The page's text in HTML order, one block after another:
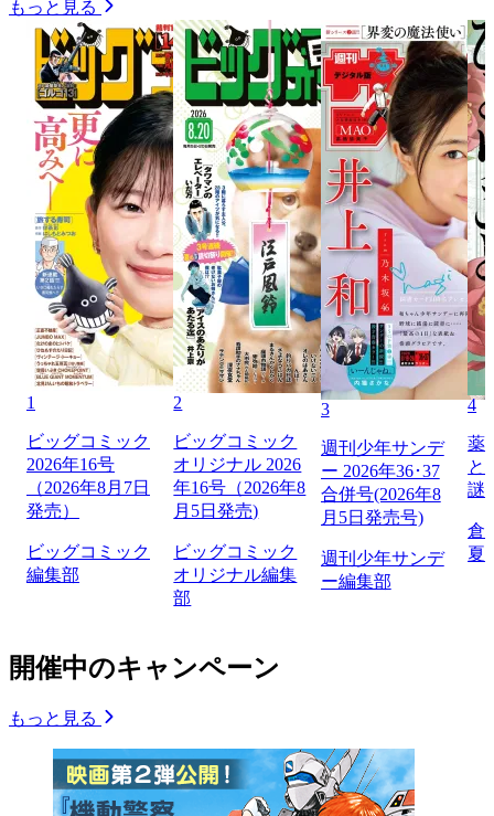
もっと見る
1
ビッグコミック
2026年16号
（2026年8月7日
発売）
ビッグコミック
編集部
2
ビッグコミック
オリジナル 2026
年16号（2026年8
月5日発売)
ビッグコミック
オリジナル編集
部
3
週刊少年サンデ
ー 2026年36･37
合併号(2026年8
月5日発売号)
週刊少年サンデ
ー編集部
4
薬
と
謎
倉
夏
開催中のキャンペーン
もっと見る